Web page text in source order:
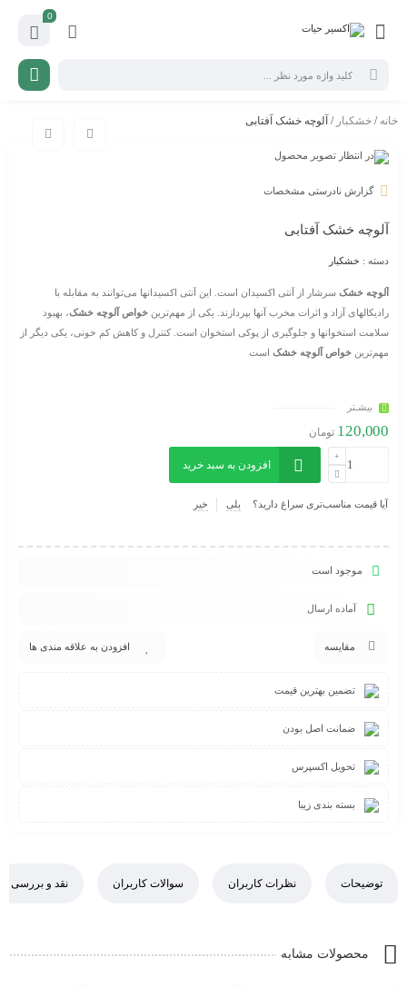
0
خانه / خشکبار / آلوچه خشک آفتابی
گزارش نادرستی مشخصات
آلوچه خشک آفتابی
دسته : خشکبار
آلوچه خشک سرشار از آنتی اکسیدان است. این آنتی اکسیدانها می‌توانند به مقابله با
رادیکالهای آزاد و اثرات مخرب آنها بپردازند. یکی از مهم‌ترین خواص آلوچه خشک، بهبود
سلامت استخوانها و جلوگیری از پوکی استخوان است. کنترل و کاهش کم خونی، یکی دیگر از
مهم‌ترین خواص آلوچه خشک است
بیشـتر
120,000 تومان
افزودن به سبد خرید
آیا قیمت مناسب‌تری سراغ دارید؟ بلی خیر
موجود است
آماده ارسال
مقایسه افزودن به علاقه مندی ها
تضمین بهترین قیمت
ضمانت اصل بودن
تحویل اکسپرس
بسته بندی زیبا
توضیحات نظرات کاربران سوالات کاربران نقد و بررسی
محصولات مشابه